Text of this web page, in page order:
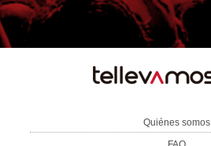
Quiénes somos